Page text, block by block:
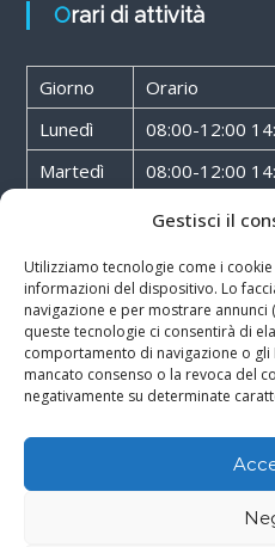
Gestisci il
Utilizziamo tecnologie come i
informazioni del dispositivo. Lo
navigazione e per mostrare annunci
queste tecnologie ci consentirà di
comportamento di navigazione o gli
mancato consenso o la revoca del
negativamente su determinate
Orari di attività
Giorno
Orario
Lunedì
08:00-12:00
Martedì
08:00-12:00
08:00-12:00
Venerdì
08:00-12:00
Sabato
08:00-12:00